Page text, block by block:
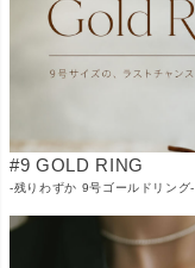
#9 GOLD RING
-残りわずか 9号ゴールドリング-